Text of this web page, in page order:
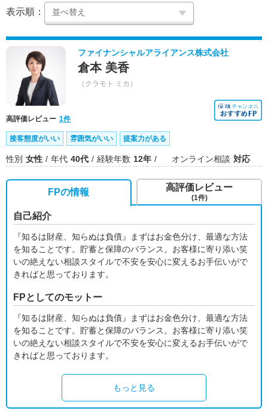
表示順：
ファイナンシャルアライアンス株式会社
倉本 美香
（クラモト ミカ）
高評価レビュー 1件
接客態度がいい 雰囲気がいい 提案力がある
性別 女性 年代 40代 経験年数 12年 オンライン相談 対応
FPの情報
自己紹介
『知るは財産、知らぬは負債』まずはお金色分け、最適な方法
を知ることです。貯蓄と保障のバランス。お客様に寄り添い笑
いの絶えない相談スタイルで不安を安心に変えるお手伝いがで
きればと思っております。
FPとしてのモットー
『知るは財産、知らぬは負債』まずはお金色分け、最適な方法
を知ることです。貯蓄と保障のバランス。お客様に寄り添い笑
いの絶えない相談スタイルで不安を安心に変えるお手伝いがで
きればと思っております。
もっと見る
高評価レビュー
(1件)